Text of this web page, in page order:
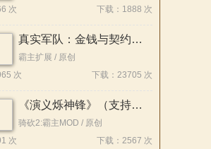
次
下载：1888 次
真实军队：金钱与契约（RMCC）[支持1.4.X-1.2.9]
霸主扩展 / 原创
次
下载：23705 次
《演义烁神锋》（支持目前所有版本通用）
骑砍2:霸主MOD / 原创
次
下载：2567 次